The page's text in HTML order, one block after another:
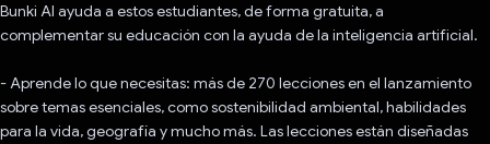
Bunki AI ayuda a estos estudiantes, de forma gratuita, a
complementar su educación con la ayuda de la inteligencia artificial.
- Aprende lo que necesitas: más de 270 lecciones en el lanzamiento
sobre temas esenciales, como sostenibilidad ambiental, habilidades
para la vida, geografía y mucho más. Las lecciones están diseñadas